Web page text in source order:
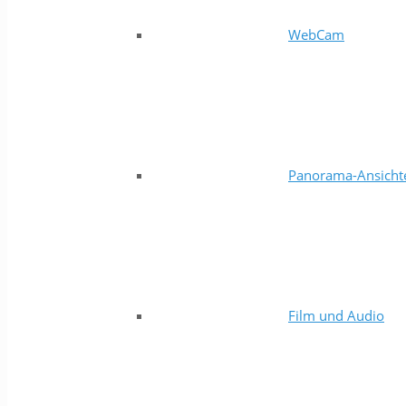
WebCam
Panorama-
Film und Audio